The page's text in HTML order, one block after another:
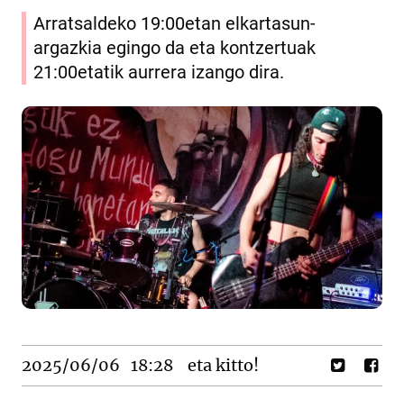
Arratsaldeko 19:00etan elkartasun-
argazkia egingo da eta kontzertuak
21:00etatik aurrera izango dira.
2025/06/06 18:28 eta kitto!